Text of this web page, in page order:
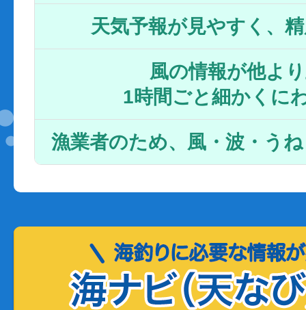
天気予報が見やすく、
風の情報が他よ
1時間ごと細かくに
漁業者のため、風・波・う